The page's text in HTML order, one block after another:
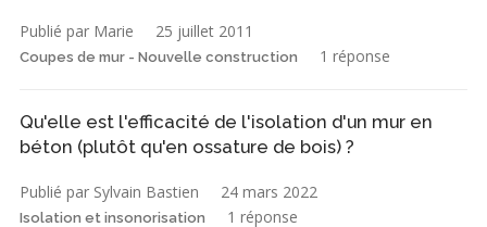
Publié par Marie 25 juillet 2011
Coupes de mur - Nouvelle construction 1 réponse
Qu'elle est l'efficacité de l'isolation d'un mur en
béton (plutôt qu'en ossature de bois) ?
Publié par Sylvain Bastien 24 mars 2022
Isolation et insonorisation 1 réponse